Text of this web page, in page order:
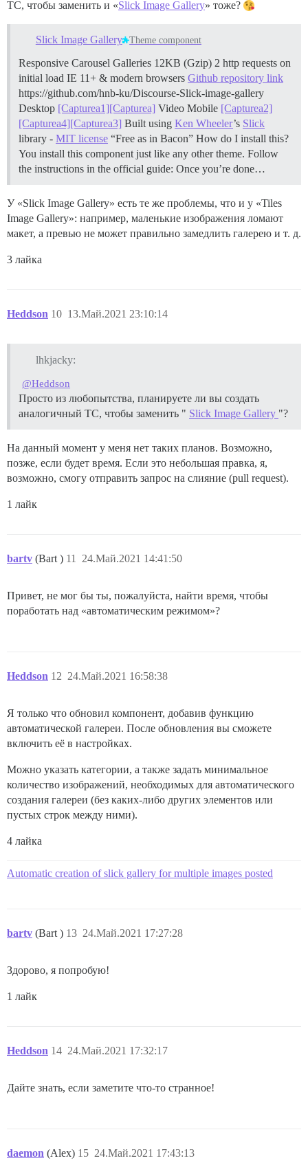
TC, чтобы заменить и «Slick Image Gallery» тоже?
Slick Image Gallery Theme component
Responsive Carousel Galleries 12KB (Gzip) 2 http requests on
initial load IE 11+ & modern browsers Github repository link
https://github.com/hnb-ku/Discourse-Slick-image-gallery
Desktop [Capturea1] [Capturea] Video Mobile [Capturea2]
[Capturea4] [Capturea3] Built using Ken Wheeler’s Slick
library - MIT license “Free as in Bacon” How do I install this?
You install this component just like any other theme. Follow
the instructions in the official guide: Once you’re done…
У «Slick Image Gallery» есть те же проблемы, что и у «Tiles
Image Gallery»: например, маленькие изображения ломают
макет, а превью не может правильно замедлить галерею и т. д.
3 лайка
Heddson 13.Май.2021 23:10:14
10
lhkjacky:
@Heddson
Просто из любопытства, планируете ли вы создать
аналогичный TC, чтобы заменить " Slick Image Gallery "?
На данный момент у меня нет таких планов. Возможно,
позже, если будет время. Если это небольшая правка, я,
возможно, смогу отправить запрос на слияние (pull request).
1 лайк
bartv (Bart ) 24.Май.2021 14:41:50
11
Привет, не мог бы ты, пожалуйста, найти время, чтобы
поработать над «автоматическим режимом»?
Heddson 24.Май.2021 16:58:38
12
Я только что обновил компонент, добавив функцию
автоматической галереи. После обновления вы сможете
включить её в настройках.
Можно указать категории, а также задать минимальное
количество изображений, необходимых для автоматического
создания галереи (без каких-либо других элементов или
пустых строк между ними).
4 лайка
Automatic creation of slick gallery for multiple images posted
bartv (Bart ) 24.Май.2021 17:27:28
13
Здорово, я попробую!
1 лайк
Heddson 24.Май.2021 17:32:17
14
Дайте знать, если заметите что-то странное!
daemon (Alex) 24.Май.2021 17:43:13
15